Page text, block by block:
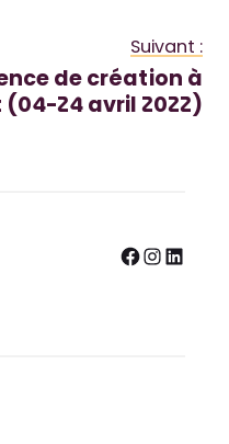
Suivant :
de création à
(04-24 avril 2022)
Facebook InstagramLinkedIn